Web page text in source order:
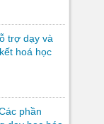
trợ dạy và
hoá học
phần